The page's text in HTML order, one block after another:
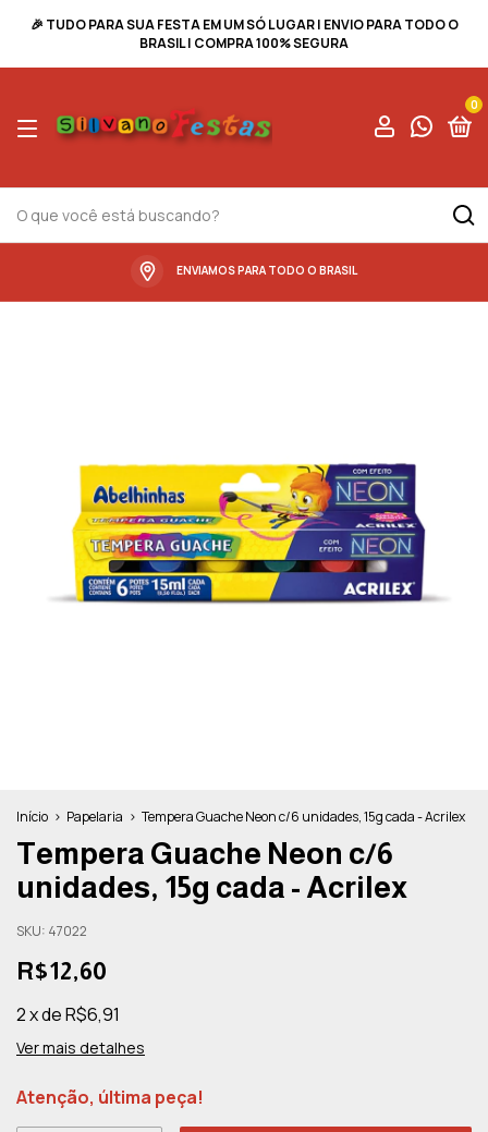
🎉 TUDO PARA SUA FESTA EM UM SÓ LUGAR | ENVIO PARA TODO O
BRASIL | COMPRA 100% SEGURA
0
ENVIAMOS PARA TODO O BRASIL
Início > Papelaria > Tempera Guache Neon c/6 unidades, 15g cada - Acrilex
Tempera Guache Neon c/6
unidades, 15g cada - Acrilex
SKU: 47022
R$12,60
2xdeR$6,91
Ver mais detalhes
Atenção, última peça!